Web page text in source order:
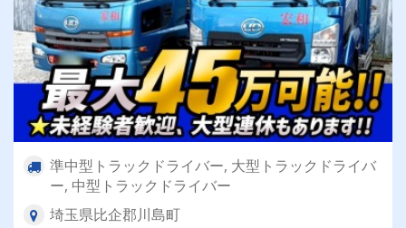
準中型トラックドライバー, 大型トラックドライバ
ー, 中型トラックドライバー
埼玉県比企郡川島町